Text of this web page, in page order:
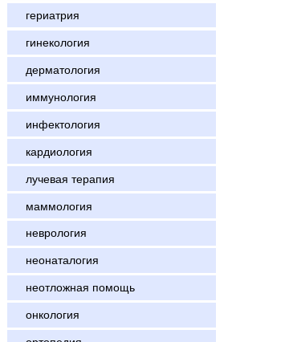
гериатрия
гинекология
дерматология
иммунология
инфектология
кардиология
лучевая терапия
маммология
неврология
неонаталогия
неотложная помощь
онкология